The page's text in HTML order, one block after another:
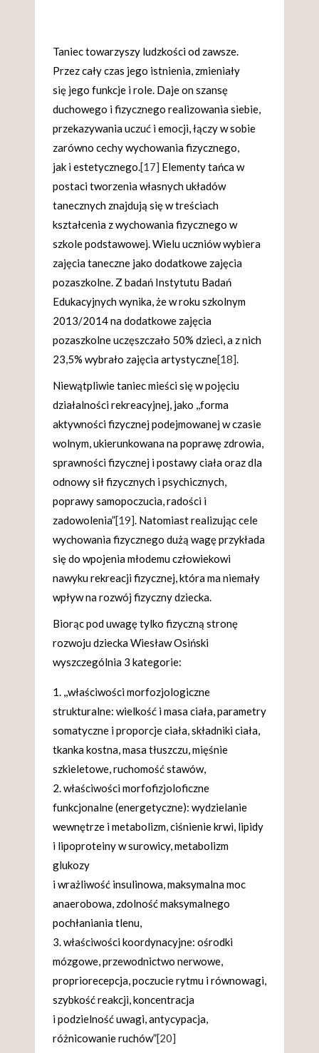
Taniec towarzyszy ludzkości od zawsze.
Przez cały czas jego istnienia, zmieniały
się jego funkcje i role. Daje on szansę
duchowego i fizycznego realizowania siebie,
przekazywania uczuć i emocji, łączy w sobie
zarówno cechy wychowania fizycznego,
jak i estetycznego.[17] Elementy tańca w
postaci tworzenia własnych układów
tanecznych znajdują się w treściach
kształcenia z wychowania fizycznego w
szkole podstawowej. Wielu uczniów wybiera
zajęcia taneczne jako dodatkowe zajęcia
pozaszkolne. Z badań Instytutu Badań
Edukacyjnych wynika, że w roku szkolnym
2013/2014 na dodatkowe zajęcia
pozaszkolne uczęszczało 50% dzieci, a z nich
23,5% wybrało zajęcia artystyczne[18].
Niewątpliwie taniec mieści się w pojęciu
działalności rekreacyjnej, jako ,,forma
aktywności fizycznej podejmowanej w czasie
wolnym, ukierunkowana na poprawę zdrowia,
sprawności fizycznej i postawy ciała oraz dla
odnowy sił fizycznych i psychicznych,
poprawy samopoczucia, radości i
zadowolenia”[19]. Natomiast realizując cele
wychowania fizycznego dużą wagę przykłada
się do wpojenia młodemu człowiekowi
nawyku rekreacji fizycznej, która ma niemały
wpływ na rozwój fizyczny dziecka.
Biorąc pod uwagę tylko fizyczną stronę
rozwoju dziecka Wiesław Osiński
wyszczególnia 3 kategorie:
,,właściwości morfozjologiczne
strukturalne: wielkość i masa ciała, parametry
somatyczne i proporcje ciała, składniki ciała,
tkanka kostna, masa tłuszczu, mięśnie
szkieletowe, ruchomość stawów,
właściwości morfofizjoloficzne
funkcjonalne (energetyczne): wydzielanie
wewnętrze i metabolizm, ciśnienie krwi, lipidy
i lipoproteiny w surowicy, metabolizm
glukozy
i wrażliwość insulinowa, maksymalna moc
anaerobowa, zdolność maksymalnego
pochłaniania tlenu,
właściwości koordynacyjne: ośrodki
mózgowe, przewodnictwo nerwowe,
propriorecepcja, poczucie rytmu i równowagi,
szybkość reakcji, koncentracja
i podzielność uwagi, antycypacja,
różnicowanie ruchów”[20]